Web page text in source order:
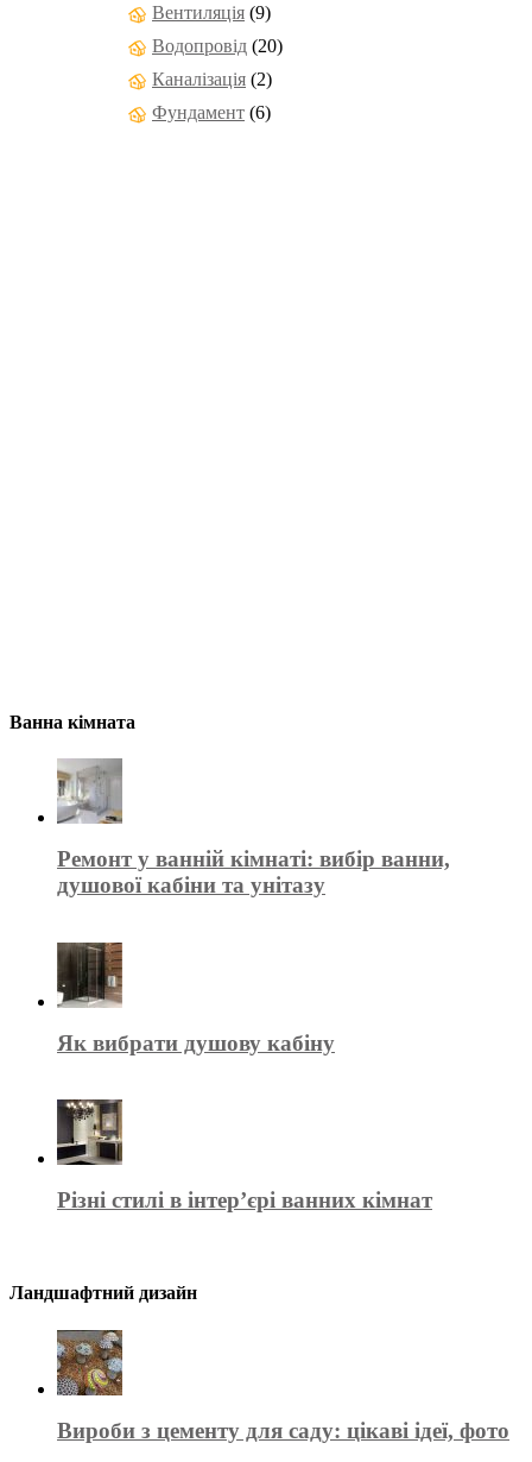
Вентиляція (9)
Водопровід (20)
Каналізація (2)
Фундамент (6)
Ванна кімната
Ремонт у ванній кімнаті: вибір ванни,
душової кабіни та унітазу
Як вибрати душову кабіну
Різні стилі в інтер’єрі ванних кімнат
Ландшафтний дизайн
Вироби з цементу для саду: цікаві ідеї, фото